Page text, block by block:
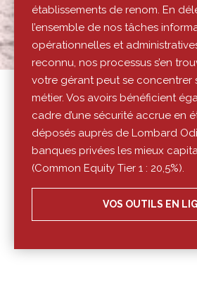
établissements de renom. En
l’ensemble de nos tâches
opérationnelles et
reconnu, nos processus s’en
votre gérant peut se
métier. Vos avoirs bénéficient
cadre d’une sécurité accrue en
déposés auprès de Lombard
banques privées les mieux
(Common Equity Tier 1 : 20,5%).
VOS OUTILS EN